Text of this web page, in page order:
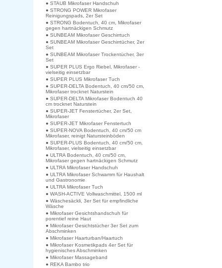
● STAUB Mikrofaser Handschuh
● STRONG POWER Mikrofaser
Reinigungspads, 2er Set
● STRONG Bodentuch, 40 cm, Mikrofaser
gegen hartnäckigen Schmutz
● SUNBEAM Mikrofaser Geschirrtuch
● SUNBEAM Mikrofaser Geschirrtücher, 2er
Set
● SUNBEAM Mikrofaser Trockentücher, 3er
Set
● SUPER PLUS Ergo Riebel, Mikrofaser -
vielseitig einsetzbar
● SUPER PLUS Mikrofaser Tuch
● SUPER-DELTA Bodentuch, 40 cm/50 cm,
Mikrofaser trocknet Naturstein
● SUPER-DELTA Mikrofaser Bodentuch 40
cm trocknet Naturstein
● SUPER-JET Fenstertücher, 2er Set,
Mikrofaser
● SUPER-JET Mikrofaser Fenstertuch
● SUPER-NOVA Bodentuch, 40 cm/50 cm
Mikrofaser, reinigt Natursteinböden
● SUPER-PLUS Bodentuch, 40 cm/50 cm,
Mikrofaser, vielseitig einsetzbar
● ULTRA Bodentuch, 40 cm/50 cm,
Mikrofaser gegen hartnäckigen Schmutz
● ULTRA Mikrofaser Handschuh
● ULTRA Mikrofaser Schwamm für Haushalt
und Gastronomie
● ULTRA Mikrofaser Tuch
● WASH-ACTIVE Vollwaschmittel, 1500 ml
● Wäschesäckli, 3er Set für empfindliche
Wäsche
● Mikrofaser Gesichtshandschuh für
porentief reine Haut
● Mikrofaser Gesichtstücher 3er Set zum
Abschminken
● Mikrofaser Haarturban/Haartuch
● Mikrofaser Kosmetikpads 4er Set für
hygienisches Abschminken
● Mikrofaser Massageband
● REKA Bambo trio